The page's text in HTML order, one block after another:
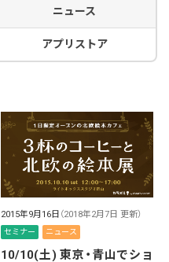
ニュース
アプリストア
2015年9月16日 （2018年2月7日 更新）
セミナー ニュース
10/10(土) 東京・青山でショ